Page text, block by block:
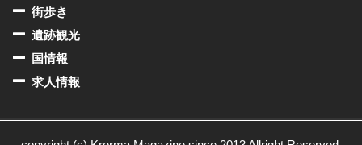
街歩き
遺跡観光
国情報
求人情報